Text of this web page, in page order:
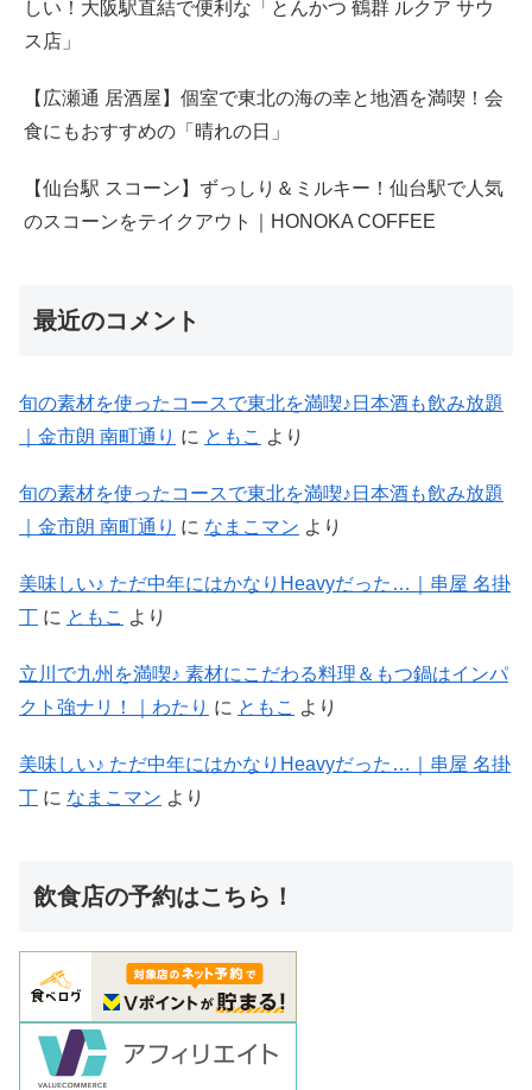
しい！大阪駅直結で便利な「とんかつ 鶴群 ルクア サウ
ス店」
【広瀬通 居酒屋】個室で東北の海の幸と地酒を満喫！会
食にもおすすめの「晴れの日」
【仙台駅 スコーン】ずっしり＆ミルキー！仙台駅で人気
のスコーンをテイクアウト｜HONOKA COFFEE
最近のコメント
旬の素材を使ったコースで東北を満喫♪日本酒も飲み放題
｜金市朗 南町通り に ともこ より
旬の素材を使ったコースで東北を満喫♪日本酒も飲み放題
｜金市朗 南町通り に なまこマン より
美味しい♪ ただ中年にはかなりHeavyだった…｜串屋 名掛
丁 に ともこ より
立川で九州を満喫♪ 素材にこだわる料理＆もつ鍋はインパ
クト強ナリ！｜わたり に ともこ より
美味しい♪ ただ中年にはかなりHeavyだった…｜串屋 名掛
丁 に なまこマン より
飲食店の予約はこちら！